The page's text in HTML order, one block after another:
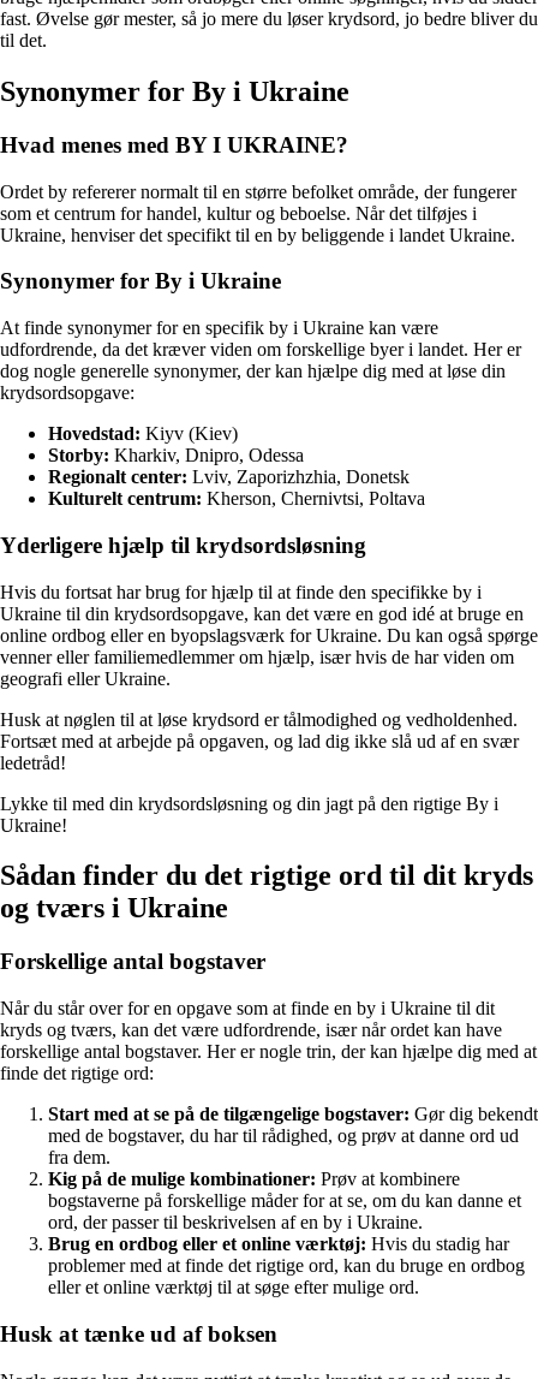
fast. Øvelse gør mester, så jo mere du løser krydsord, jo bedre bliver du
til det.
Synonymer for By i Ukraine
Hvad menes med BY I UKRAINE?
Ordet by refererer normalt til en større befolket område, der fungerer
som et centrum for handel, kultur og beboelse. Når det tilføjes i
Ukraine, henviser det specifikt til en by beliggende i landet Ukraine.
Synonymer for By i Ukraine
At finde synonymer for en specifik by i Ukraine kan være
udfordrende, da det kræver viden om forskellige byer i landet. Her er
dog nogle generelle synonymer, der kan hjælpe dig med at løse din
krydsordsopgave:
Hovedstad: Kiyv (Kiev)
Storby: Kharkiv, Dnipro, Odessa
Regionalt center: Lviv, Zaporizhzhia, Donetsk
Kulturelt centrum: Kherson, Chernivtsi, Poltava
Yderligere hjælp til krydsordsløsning
Hvis du fortsat har brug for hjælp til at finde den specifikke by i
Ukraine til din krydsordsopgave, kan det være en god idé at bruge en
online ordbog eller en byopslagsværk for Ukraine. Du kan også spørge
venner eller familiemedlemmer om hjælp, især hvis de har viden om
geografi eller Ukraine.
Husk at nøglen til at løse krydsord er tålmodighed og vedholdenhed.
Fortsæt med at arbejde på opgaven, og lad dig ikke slå ud af en svær
ledetråd!
Lykke til med din krydsordsløsning og din jagt på den rigtige By i
Ukraine!
Sådan finder du det rigtige ord til dit kryds
og tværs i Ukraine
Forskellige antal bogstaver
Når du står over for en opgave som at finde en by i Ukraine til dit
kryds og tværs, kan det være udfordrende, især når ordet kan have
forskellige antal bogstaver. Her er nogle trin, der kan hjælpe dig med at
finde det rigtige ord:
Start med at se på de tilgængelige bogstaver: Gør dig bekendt
med de bogstaver, du har til rådighed, og prøv at danne ord ud
fra dem.
Kig på de mulige kombinationer: Prøv at kombinere
bogstaverne på forskellige måder for at se, om du kan danne et
ord, der passer til beskrivelsen af en by i Ukraine.
Brug en ordbog eller et online værktøj: Hvis du stadig har
problemer med at finde det rigtige ord, kan du bruge en ordbog
eller et online værktøj til at søge efter mulige ord.
Husk at tænke ud af boksen